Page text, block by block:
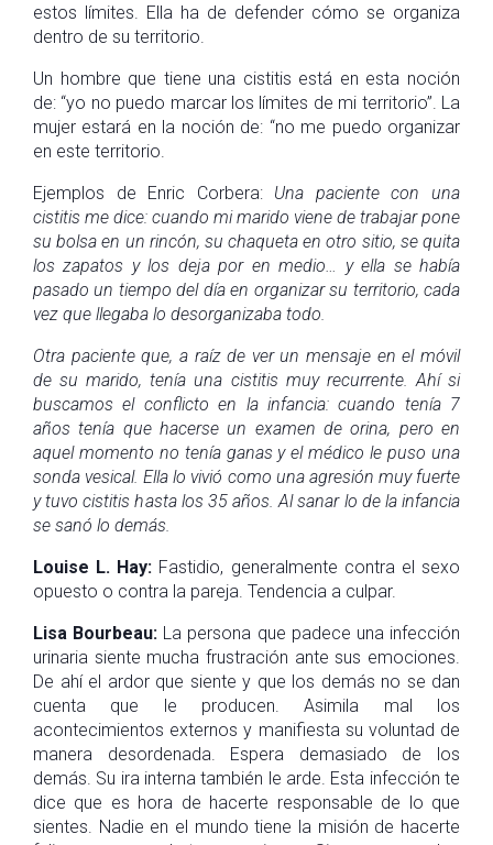
estos límites. Ella ha de defender cómo se organiza
dentro de su territorio.
Un hombre que tiene una cistitis está en esta noción
de: “yo no puedo marcar los límites de mi territorio”. La
mujer estará en la noción de: “no me puedo organizar
en este territorio.
Ejemplos de Enric Corbera: Una paciente con una
cistitis me dice: cuando mi marido viene de trabajar pone
su bolsa en un rincón, su chaqueta en otro sitio, se quita
los zapatos y los deja por en medio… y ella se había
pasado un tiempo del día en organizar su territorio, cada
vez que llegaba lo desorganizaba todo.
Otra paciente que, a raíz de ver un mensaje en el móvil
de su marido, tenía una cistitis muy recurrente. Ahí si
buscamos el conflicto en la infancia: cuando tenía 7
años tenía que hacerse un examen de orina, pero en
aquel momento no tenía ganas y el médico le puso una
sonda vesical. Ella lo vivió como una agresión muy fuerte
y tuvo cistitis hasta los 35 años. Al sanar lo de la infancia
se sanó lo demás.
Louise L. Hay: Fastidio, generalmente contra el sexo
opuesto o contra la pareja. Tendencia a culpar.
Lisa Bourbeau: La persona que padece una infección
urinaria siente mucha frustración ante sus emociones.
De ahí el ardor que siente y que los demás no se dan
cuenta que le producen. Asimila mal los
acontecimientos externos y manifiesta su voluntad de
manera desordenada. Espera demasiado de los
demás. Su ira interna también le arde. Esta infección te
dice que es hora de hacerte responsable de lo que
sientes. Nadie en el mundo tiene la misión de hacerte